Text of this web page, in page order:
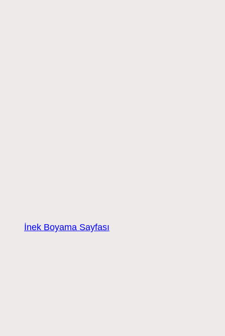
İnek Boyama Sayfası